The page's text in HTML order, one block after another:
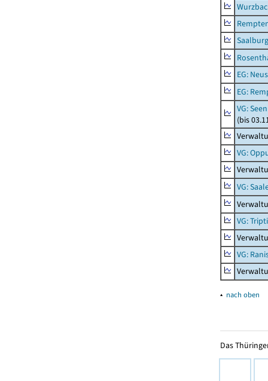
EG:
EG:
VG:
(bis
VG:
VG:
VG:
VG:
▴ nach oben
Das